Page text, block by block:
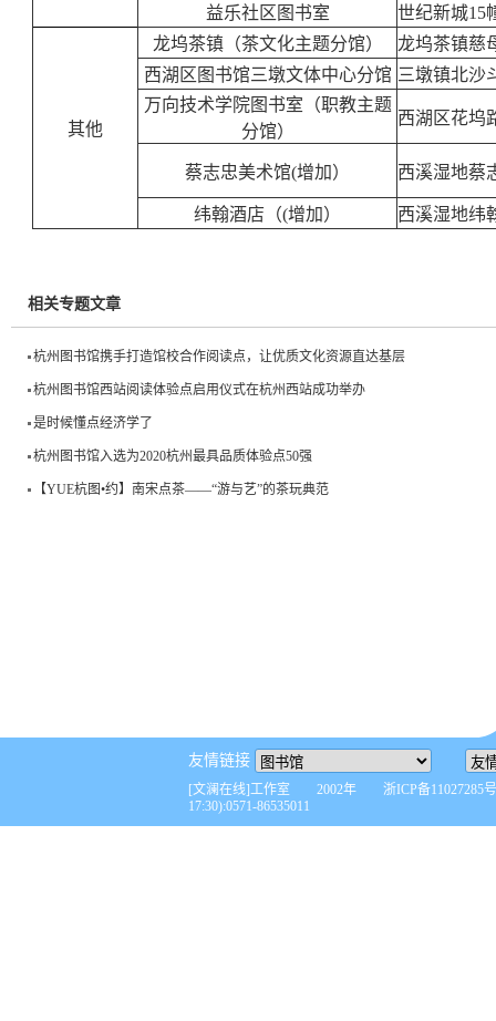
益乐社区图书室 世纪新城15
其他
龙坞茶镇（茶文化主题分馆）
龙坞茶镇慈
西湖区图书馆三墩文体中心分馆 三墩镇北沙
万向技术学院图书室（职教主题
分馆）
西湖区花坞
蔡志忠美术馆(增加） 西溪湿地蔡
纬翰酒店（(增加） 西溪湿地纬
相关专题文章
杭州图书馆携手打造馆校合作阅读点，让优质文化资源直达基层
杭州图书馆西站阅读体验点启用仪式在杭州西站成功举办
是时候懂点经济学了
杭州图书馆入选为2020杭州最具品质体验点50强
【YUE杭图•约】南宋点茶——“游与艺”的茶玩典范
友情链接
[文澜在线]工作室 2002年 浙ICP备11027285
17:30):0571-86535011